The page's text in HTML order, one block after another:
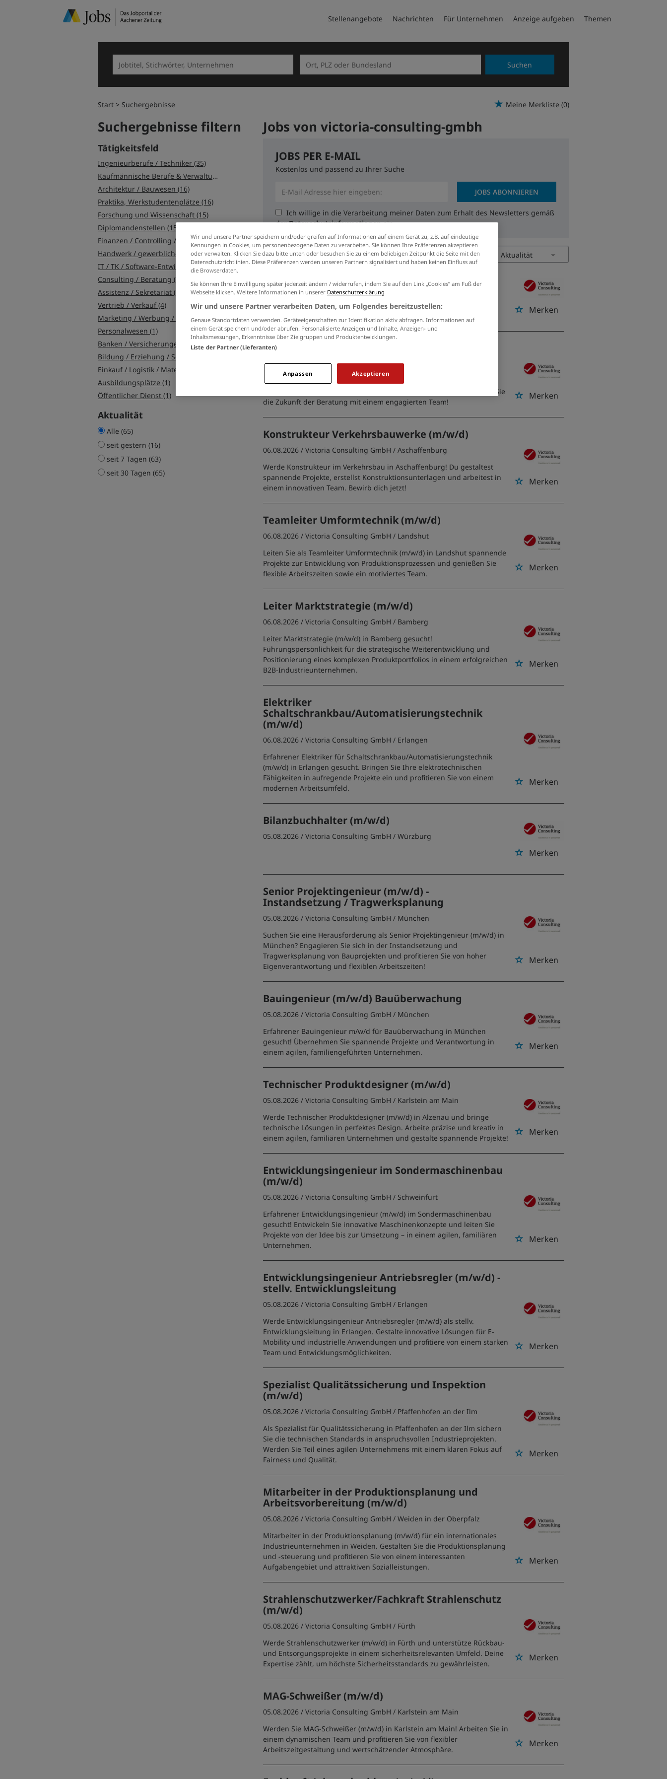
Stellenangebote Nachrichten Für Unternehmen Anzeige aufgeben Themen
Suchen
Start Suchergebnisse Meine Merkliste (0)
Suchergebnisse filtern
Tätigkeitsfeld
Ingenieurberufe / Techniker (35)
Kaufmännische Berufe & Verwaltung (17)
Architektur / Bauwesen (16)
Praktika, Werkstudentenplätze (16)
Forschung und Wissenschaft (15)
Diplomandenstellen (15)
Finanzen / Controlling / Steuern (13)
Handwerk / gewerblich-technische Berufe (12)
IT / TK / Software-Entwicklung (5)
Consulting / Beratung (5)
Assistenz / Sekretariat (4)
Vertrieb / Verkauf (4)
Marketing / Werbung / Design (3)
Personalwesen (1)
Banken / Versicherungen / Finanzdienstleister (1)
Ausbildungsplätze (1)
Öffentlicher Dienst (1)
Aktualität
Alle (65)
seit gestern (16)
seit 7 Tagen (63)
seit 30 Tagen (65)
Jobs von victoria-consulting-gmbh
JOBS PER E-MAIL
Kostenlos und passend zu Ihrer Suche
JOBS ABONNIEREN
Ich willige in die Verarbeitung meiner Daten zum Erhalt des Newsletters gemäß
derDatenschutzinformationenein.
Merken
06.08.2026 / Victoria Consulting GmbH
Steuerberater (m/w/d) - Teamleitung
Merken
06.08.2026 /Victoria Consulting GmbH / Raum Neustadt/Aisch
Werden Sie Teamleiter in einer renommierten
Steuerberatungsgesellschaft im Raum Neustadt/Aisch und gestalten Sie
die Zukunft der Beratung mit einem engagierten Team!
Konstrukteur Verkehrsbauwerke (m/w/d)
Merken
06.08.2026 /Victoria Consulting GmbH / Aschaffenburg
Werde Konstrukteur im Verkehrsbau in Aschaffenburg! Du gestaltest
spannende Projekte, erstellst Konstruktionsunterlagen und arbeitest in
einem innovativen Team. Bewirb dich jetzt!
Teamleiter Umformtechnik (m/w/d)
Merken
06.08.2026 /Victoria Consulting GmbH / Landshut
Leiten Sie als Teamleiter Umformtechnik (m/w/d) in Landshut spannende
Projekte zur Entwicklung von Produktionsprozessen und genießen Sie
flexible Arbeitszeiten sowie ein motiviertes Team.
Leiter Marktstrategie (m/w/d)
Merken
06.08.2026 /Victoria Consulting GmbH / Bamberg
Leiter Marktstrategie (m/w/d) in Bamberg gesucht!
Führungspersönlichkeit für die strategische Weiterentwicklung und
Positionierung eines komplexen Produktportfolios in einem erfolgreichen
B2B-Industrieunternehmen.
Elektriker
Schaltschrankbau/Automatisierungstechnik
(m/w/d)
Merken
06.08.2026 /Victoria Consulting GmbH / Erlangen
Erfahrener Elektriker für Schaltschrankbau/Automatisierungstechnik
(m/w/d) in Erlangen gesucht. Bringen Sie Ihre elektrotechnischen
Fähigkeiten in aufregende Projekte ein und profitieren Sie von einem
modernen Arbeitsumfeld.
Bilanzbuchhalter (m/w/d)
Merken
05.08.2026 /Victoria Consulting GmbH / Würzburg
Senior Projektingenieur (m/w/d) -
Instandsetzung / Tragwerksplanung
Merken
05.08.2026 /Victoria Consulting GmbH / München
Suchen Sie eine Herausforderung als Senior Projektingenieur (m/w/d) in
München? Engagieren Sie sich in der Instandsetzung und
Tragwerksplanung von Bauprojekten und profitieren Sie von hoher
Eigenverantwortung und flexiblen Arbeitszeiten!
Bauingenieur (m/w/d) Bauüberwachung
Merken
05.08.2026 /Victoria Consulting GmbH / München
Erfahrener Bauingenieur m/w/d für Bauüberwachung in München
gesucht! Übernehmen Sie spannende Projekte und Verantwortung in
einem agilen, familiengeführten Unternehmen.
Technischer Produktdesigner (m/w/d)
Merken
05.08.2026 /Victoria Consulting GmbH / Karlstein am Main
Werde Technischer Produktdesigner (m/w/d) in Alzenau und bringe
technische Lösungen in perfektes Design. Arbeite präzise und kreativ in
einem agilen, familiären Unternehmen und gestalte spannende Projekte!
Entwicklungsingenieur im Sondermaschinenbau
(m/w/d)
Merken
05.08.2026 /Victoria Consulting GmbH / Schweinfurt
Erfahrener Entwicklungsingenieur (m/w/d) im Sondermaschinenbau
gesucht! Entwickeln Sie innovative Maschinenkonzepte und leiten Sie
Projekte von der Idee bis zur Umsetzung – in einem agilen, familiären
Unternehmen.
Entwicklungsingenieur Antriebsregler (m/w/d) -
stellv. Entwicklungsleitung
Merken
05.08.2026 /Victoria Consulting GmbH / Erlangen
Werde Entwicklungsingenieur Antriebsregler (m/w/d) als stellv.
Entwicklungsleitung in Erlangen. Gestalte innovative Lösungen für E-
Mobility und industrielle Anwendungen und profitiere von einem starken
Team und Entwicklungsmöglichkeiten.
Spezialist Qualitätssicherung und Inspektion
(m/w/d)
Merken
05.08.2026 /Victoria Consulting GmbH / Pfaffenhofen an der Ilm
Als Spezialist für Qualitätssicherung in Pfaffenhofen an der Ilm sichern
Sie die technischen Standards in anspruchsvollen Industrieprojekten.
Werden Sie Teil eines agilen Unternehmens mit einem klaren Fokus auf
Fairness und Qualität.
Mitarbeiter in der Produktionsplanung und
Arbeitsvorbereitung (m/w/d)
Merken
05.08.2026 /Victoria Consulting GmbH / Weiden in der Oberpfalz
Mitarbeiter in der Produktionsplanung (m/w/d) für ein internationales
Industrieunternehmen in Weiden. Gestalten Sie die Produktionsplanung
und -steuerung und profitieren Sie von einem interessanten
Aufgabengebiet und attraktiven Sozialleistungen.
Strahlenschutzwerker/Fachkraft Strahlenschutz
(m/w/d)
Merken
05.08.2026 /Victoria Consulting GmbH / Fürth
Werde Strahlenschutzwerker (m/w/d) in Fürth und unterstütze Rückbau-
und Entsorgungsprojekte in einem sicherheitsrelevanten Umfeld. Deine
Expertise zählt, um höchste Sicherheitsstandards zu gewährleisten.
MAG-Schweißer (m/w/d)
Merken
05.08.2026 /Victoria Consulting GmbH / Karlstein am Main
Werden Sie MAG-Schweißer (m/w/d) in Karlstein am Main! Arbeiten Sie in
einem dynamischen Team und profitieren Sie von flexibler
Arbeitszeitgestaltung und wertschätzender Atmosphäre.
Wir und unsere Partner speichern und/oder greifen auf Informationen auf einem Gerät zu, z.B. auf eindeutige
Kennungen in Cookies, um personenbezogene Daten zu verarbeiten. Sie können Ihre Präferenzen akzeptieren
oder verwalten. Klicken Sie dazu bitte unten oder besuchen Sie zu einem beliebigen Zeitpunkt die Seite mit den
Datenschutzrichtlinien. Diese Präferenzen werden unseren Partnern signalisiert und haben keinen Einfluss auf
die Browserdaten.
Sie können Ihre Einwilligung später jederzeit ändern / widerrufen, indem Sie auf den Link „Cookies” am Fuß der
Webseite klicken. Weitere Informationen in unserer Datenschutzerklärung
Wir und unsere Partner verarbeiten Daten, um Folgendes bereitzustellen:
Genaue Standortdaten verwenden. Geräteeigenschaften zur Identifikation aktiv abfragen. Informationen auf
einem Gerät speichern und/oder abrufen. Personalisierte Anzeigen und Inhalte, Anzeigen- und
Inhaltsmessungen, Erkenntnisse über Zielgruppen und Produktentwicklungen.
Liste der Partner (Lieferanten)
Akzeptieren
Anpassen